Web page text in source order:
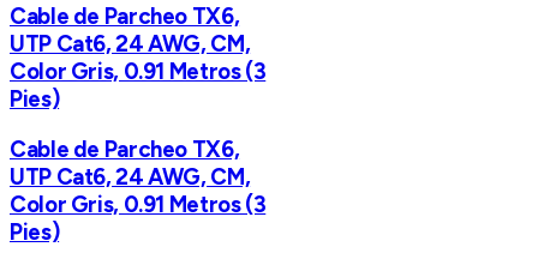
Cable de Parcheo TX6,
UTP Cat6, 24 AWG, CM,
Color Gris, 0.91 Metros (3
Pies)
Cable de Parcheo TX6,
UTP Cat6, 24 AWG, CM,
Color Gris, 0.91 Metros (3
Pies)